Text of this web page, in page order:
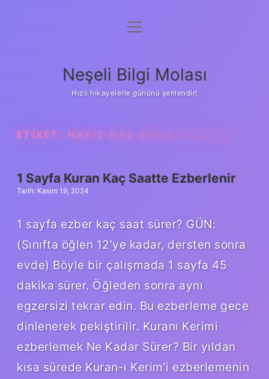
Anasayfa
Yasal Uyarı
menüyü
Neşeli Bilgi Molası
Hızlı hikayelerle gününü şenlendir!
ETIKET: HAFIZ KAÇ AYDA OLUNUR
1 Sayfa Kuran Kaç Saatte Ezberlenir
Tarih: Kasım 19, 2024
1 sayfa ezber kaç saat sürer? GÜN:
(Sınıfta öğlen 12’ye kadar, dersten sonra
evde) Böyle bir çalışmada 1 sayfa 45
dakika sürer. Öğleden sonra aynı
egzersizi tekrar edin. Bu ezberleme gece
dinlenerek pekiştirilir. Kuranı Kerimi
ezberlemek Ne Kadar Sürer? Bir yıldan
kısa sürede Kuran-ı Kerim’i ezberlemenin